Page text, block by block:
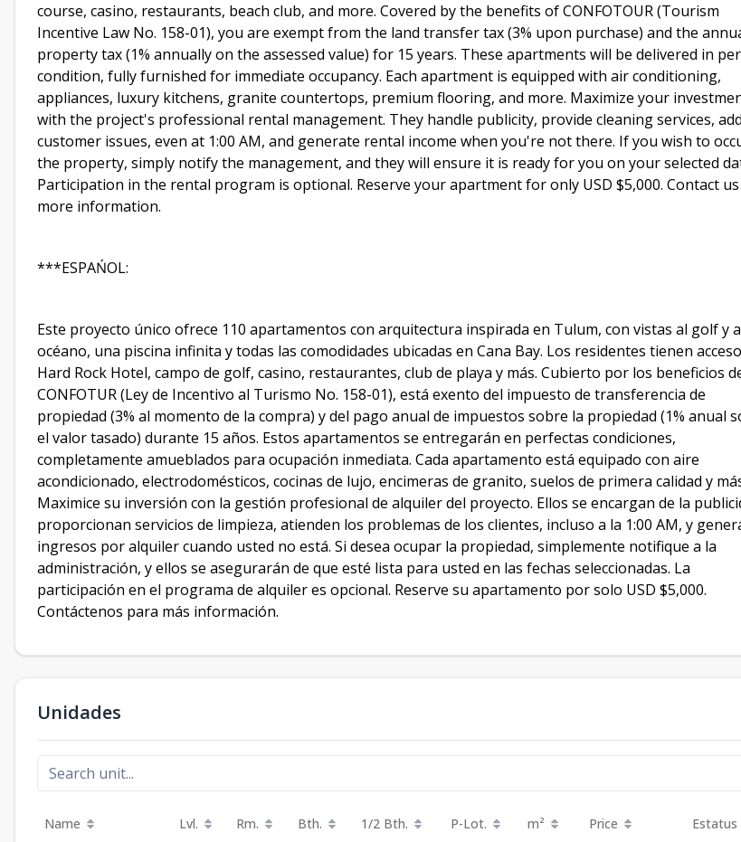
course, casino, restaurants, beach club, and more. Covered by the benefits of CONFOTOUR (Tourism
Incentive Law No. 158-01), you are exempt from the land transfer tax (3% upon purchase) and the
property tax (1% annually on the assessed value) for 15 years. These apartments will be delivered in
condition, fully furnished for immediate occupancy. Each apartment is equipped with air conditioning,
appliances, luxury kitchens, granite countertops, premium flooring, and more. Maximize your
with the project's professional rental management. They handle publicity, provide cleaning services,
customer issues, even at 1:00 AM, and generate rental income when you're not there. If you wish to
the property, simply notify the management, and they will ensure it is ready for you on your selected
Participation in the rental program is optional. Reserve your apartment for only USD $5,000. Contact
more information.
***ESPAŃOL:
Este proyecto único ofrece 110 apartamentos con arquitectura inspirada en Tulum, con vistas al golf y
océano, una piscina infinita y todas las comodidades ubicadas en Cana Bay. Los residentes tienen
Hard Rock Hotel, campo de golf, casino, restaurantes, club de playa y más. Cubierto por los beneficios
CONFOTUR (Ley de Incentivo al Turismo No. 158-01), está exento del impuesto de transferencia de
propiedad (3% al momento de la compra) y del pago anual de impuestos sobre la propiedad (1% anual
el valor tasado) durante 15 años. Estos apartamentos se entregarán en perfectas condiciones,
completamente amueblados para ocupación inmediata. Cada apartamento está equipado con aire
acondicionado, electrodomésticos, cocinas de lujo, encimeras de granito, suelos de primera calidad y
Maximice su inversión con la gestión profesional de alquiler del proyecto. Ellos se encargan de la
proporcionan servicios de limpieza, atienden los problemas de los clientes, incluso a la 1:00 AM, y
ingresos por alquiler cuando usted no está. Si desea ocupar la propiedad, simplemente notifique a la
administración, y ellos se asegurarán de que esté lista para usted en las fechas seleccionadas. La
participación en el programa de alquiler es opcional. Reserve su apartamento por solo USD $5,000.
Contáctenos para más información.
Unidades
Name Lvl. Rm. Bth. 1/2 Bth. P-Lot. m² Price Estatus